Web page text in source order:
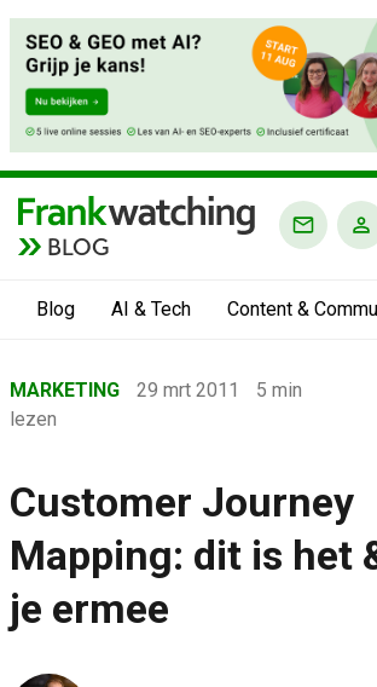
BLOG
Blog AI & Tech Content &
›
Marketing
Customer Journey Mapping: dit is het & dit
MARKETING 29 mrt 2011
5 min
lezen
Customer Journey
Mapping: dit is het
je ermee